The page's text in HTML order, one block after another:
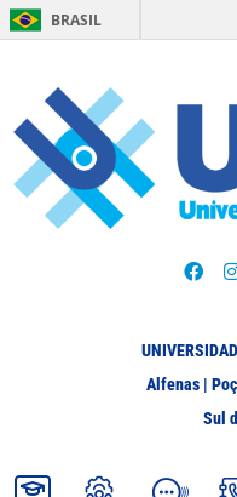
BRASIL
Alfenas |
Sul